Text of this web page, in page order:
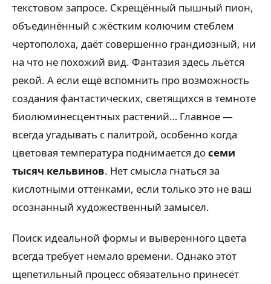
текстовом запросе. Скрещённый пышный пион,
объединённый с жёстким колючим стеблем
чертополоха, даёт совершенно грандиозный, ни
на что не похожий вид. Фантазия здесь льётся
рекой. А если ещё вспомнить про возможность
создания фантастических, светящихся в темноте
биолюминесцентных растений… Главное —
всегда угадывать с палитрой, особенно когда
цветовая температура поднимается досеми
тысяч кельвинов. Нет смысла гнаться за
кислотными оттенками, если только это не ваш
осознанный художественный замысел.
Поиск идеальной формы и выверенного цвета
всегда требует немало времени. Однако этот
щепетильный процесс обязательно принесёт